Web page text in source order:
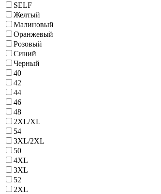
SELF
Желтый
Малиновый
Оранжевый
Розовый
Синий
Черный
40
42
44
46
48
2XL/XL
54
3XL/2XL
50
4ХL
3XL
52
2XL